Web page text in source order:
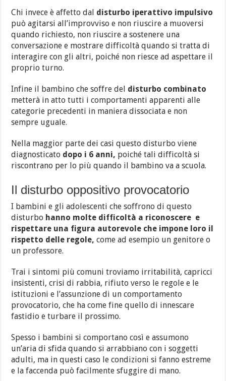
Chi invece è affetto dal disturbo iperattivo impulsivo
può agitarsi all’improvviso e non riuscire a muoversi
quando richiesto, non riuscire a sostenere una
conversazione e mostrare difficoltà quando si tratta di
interagire con gli altri, poiché non riesce ad aspettare il
proprio turno.
Infine il bambino che soffre del disturbo combinato
metterà in atto tutti i comportamenti apparenti alle
categorie precedenti in maniera dissociata e non
sempre uguale.
Nella maggior parte dei casi questo disturbo viene
diagnosticato dopo i 6 anni, poiché tali difficoltà si
riscontrano per lo più quando il bambino va a scuola.
Il disturbo oppositivo provocatorio
I bambini e gli adolescenti che soffrono di questo
disturbo hanno molte difficoltà a riconoscere e
rispettare una figura autorevole che impone loro il
rispetto delle regole, come ad esempio un genitore o
un professore.
Trai i sintomi più comuni troviamo irritabilità, capricci
insistenti, crisi di rabbia, rifiuto verso le regole e le
istituzioni e l’assunzione di un comportamento
provocatorio, che ha come fine quello di innescare
fastidio e turbare il prossimo.
Spesso i bambini si comportano così e assumono
un’aria di sfida quando si arrabbiano con i soggetti
adulti, ma in questi caso le condizioni si fanno estreme
e la faccenda può facilmente sfuggire di mano.